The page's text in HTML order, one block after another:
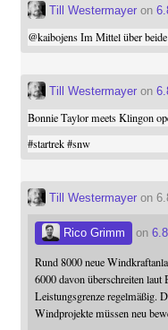
Till Westermayeron
@kaibojensIm Mittel über
Till Westermayeron
Bonnie Taylor meets Klingon
#startrek #snw
Till Westermayeron
Rico Grimm on
Rund 8000 neue
6000 davon überschreiten laut
Leistungsgrenze regelmäßig.
Windprojekte müssen neu